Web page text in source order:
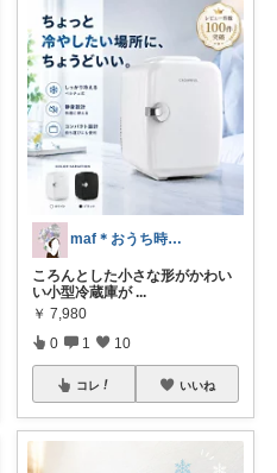
maf＊おうち時間を満喫するインテリア
ころんとした小さな形がかわい
い小型冷蔵庫が ...
￥ 7,980
0 1 10
コレ いいね